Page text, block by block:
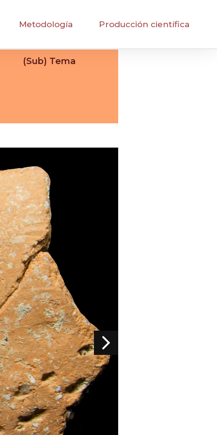
Metodología Producción científica
(Sub) Tema